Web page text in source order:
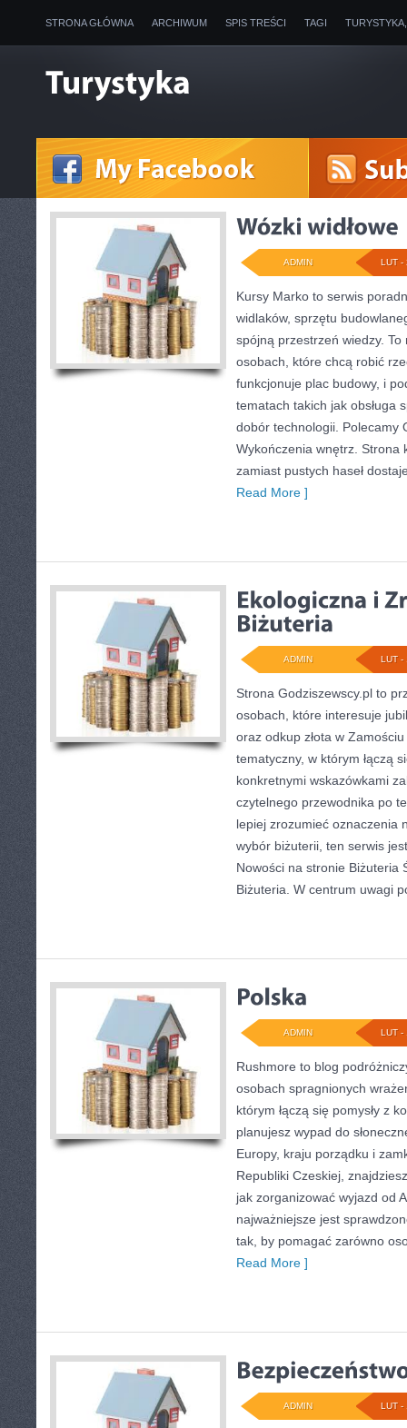
STRONA GŁÓWNA ARCHIWUM SPIS TREŚCI TAGI
LUT -
ADMIN
Kursy Marko to serwis
widlaków, sprzętu
spójną przestrzeń wiedzy.
osobach, które chcą robić
funkcjonuje plac budowy, i
tematach takich jak obsługa
dobór technologii. Polecamy
Wykończenia wnętrz. Strona
zamiast pustych haseł
Read More ]
LUT -
ADMIN
Strona Godziszewscy.pl to
osobach, które interesuje
oraz odkup złota w
tematyczny, w którym łączą
konkretnymi wskazówkami
czytelnego przewodnika po
lepiej zrozumieć oznaczenia
wybór biżuterii, ten serwis
Nowości na stronie Biżuteria
Biżuteria. W centrum uwagi
LUT -
ADMIN
Rushmore to blog
osobach spragnionych
którym łączą się pomysły z
planujesz wypad do
Europy, kraju porządku i
Republiki Czeskiej,
jak zorganizować wyjazd od
najważniejsze jest
tak, by pomagać zarówno
Read More ]
LUT -
ADMIN